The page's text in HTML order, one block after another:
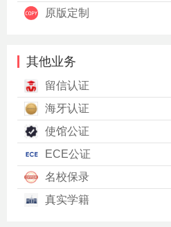
原版定制
其他业务
留信认证
海牙认证
使馆公证
ECE公证
名校保录
真实学籍